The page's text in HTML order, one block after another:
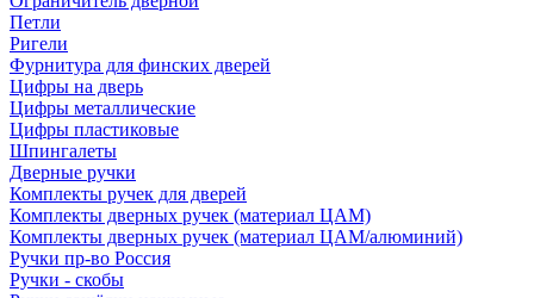
Петли
Ригели
Фурнитура для финских дверей
Цифры на дверь
Цифры металлические
Цифры пластиковые
Шпингалеты
Дверные ручки
Комплекты ручек для дверей
Комплекты дверных ручек (материал ЦАМ)
Комплекты дверных ручек (материал ЦАМ/алюминий)
Ручки пр-во Россия
Ручки - скобы